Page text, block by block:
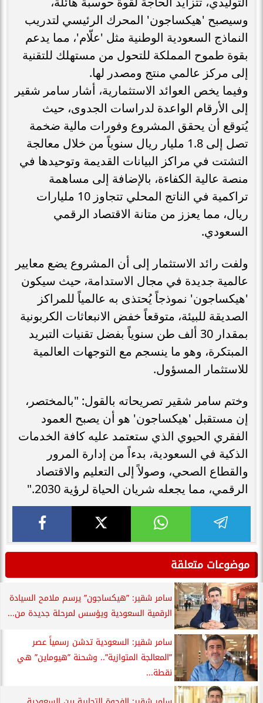
وسيصبح 'هيكساجون' المحرك الرئيسي لتدريب
النماذج السعودية الوطنية مثل 'علّام'، مما يدعم
بقوة طموح المملكة للتحول من مستهلك للتقنية
إلى مركز عالمي منتج ومصدر لها.
وفيما يخص العوائد الاستثمارية، أشار سامر شقير
إلى الأرقام الواعدة لدراسات الجدوى، حيث
يُتوقع أن يحقق المشروع وفورات مالية ضخمة
تصل إلى 1.8 مليار ريال سنوياً من خلال معالجة
التشتت في مراكز البيانات القديمة وتوحيدها في
منصة عالية الكفاءة، بالإضافة إلى مساهمة
تراكمية في الناتج المحلي تتجاوز 10 مليارات
ريال، مما يعزز من متانة الاقتصاد الرقمي
السعودي.
ولفت رائد الاستثمار إلى أن المشروع يضع معايير
عالمية جديدة في مجال الاستدامة، حيث سيكون
'هيكساجون' نموذجاً يُحتذى به عالمياً للمراكز
الصديقة للبيئة، متوقعاً خفض الانبعاثات الكربونية
بمقدار 30 ألف طن سنوياً بفضل تقنيات التبريد
المبتكرة، وهو ما ينسجم مع التوجهات العالمية
للاستثمار المسؤول.
وختم سامر شقير تصريحاته بالقول: "بالمختصر،
إن مستقبل 'هيكساجون' هو أن يصبح العمود
الفقري الحيوي الذي ستعتمد عليه كافة الخدمات
الذكية في السعودية، بدءاً من إدارة المرور
والقطاع الصحي، وصولاً إلى التعليم والاقتصاد
الرقمي، مما يجعله شريان الحياة لرؤية 2030."
موضوعات متعلقة
سامر شقير: ”هيكساجون” يرسم ملامح السيادة
الرقمية السعودية ويؤسس لمرحلة جديدة من...
سامر شقير: السعودية تدشن رسمياً عصر
”المعالجة المتوازية”.. وشحنة ”هيوماين” هي
نقطة...